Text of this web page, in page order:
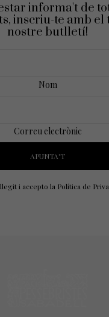
informa't de
inscriu-te amb el
nostre butlletí!
Nom
Correu electrònic
i accepto la Política de